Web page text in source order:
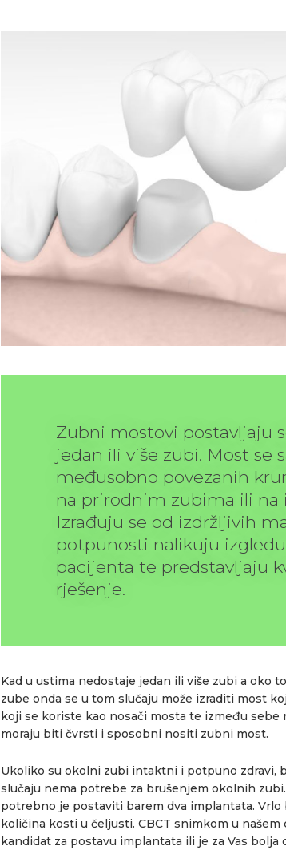
Zubni mostovi postavljaju
jedan ili više zubi. Most se
međusobno povezanih
na prirodnim zubima ili
Izrađuju se od izdržljivih
potpunosti nalikuju
pacijenta te predstavljaju
rješenje.
Kad u ustima nedostaje jedan ili više zubi a oko
zube onda se u tom slučaju može izraditi most
koji se koriste kao nosači mosta te između
moraju biti čvrsti i sposobni nositi zubni most.
Ukoliko su okolni zubi intaktni i potpuno zdravi,
slučaju nema potrebe za brušenjem okolnih
potrebno je postaviti barem dva implantata.
količina kosti u čeljusti. CBCT snimkom u
kandidat za postavu implantata ili je za Vas